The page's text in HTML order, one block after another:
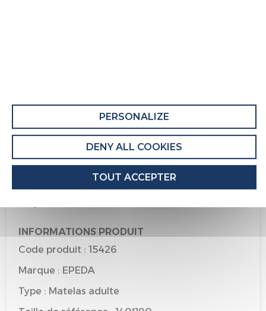
Recyclabilité du produit : Majoritairement
Recyclable
QUALITÉS ET CARACTÉRISTIQUES
Recyclabilité de l'emballage : Entièrement
INFORMATIONS PRODUIT
Code produit : 15426
Marque : EPEDA
Type : Matelas adulte
PERSONALIZE
DENY ALL COOKIES
TOUT ACCEPTER